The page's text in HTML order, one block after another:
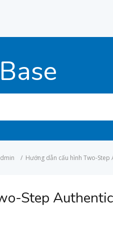
/ Hướng dẫn cấu hình Two-
Step